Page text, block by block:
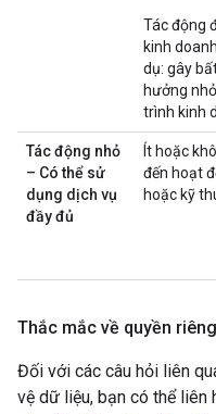
Tác động
kinh
dụ: gây
hưởng
trình kinh
Tác động nhỏ
– Có thể sử
dụng dịch vụ
đầy đủ
Ít hoặc
đến hoạt
hoặc kỹ
Thắc mắc về quyền
Đối với các câu hỏi liên
vệ dữ liệu, bạn có thể liên